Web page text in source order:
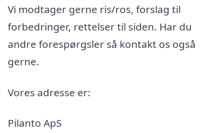
Vi modtager gerne ris/ros, forslag til
forbedringer, rettelser til siden. Har du
andre forespørgsler så kontakt os også
gerne.
Vores adresse er:
Pilanto ApS